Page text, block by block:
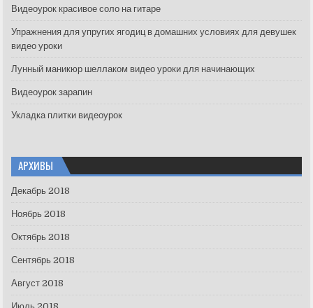
f
r
:
Видеоурок красивое соло на гитаре
Упражнения для упругих ягодиц в домашних условиях для девушек
видео уроки
Лунный маникюр шеллаком видео уроки для начинающих
Видеоурок зарапин
Укладка плитки видеоурок
АРХИВЫ
Декабрь 2018
Ноябрь 2018
Октябрь 2018
Сентябрь 2018
Август 2018